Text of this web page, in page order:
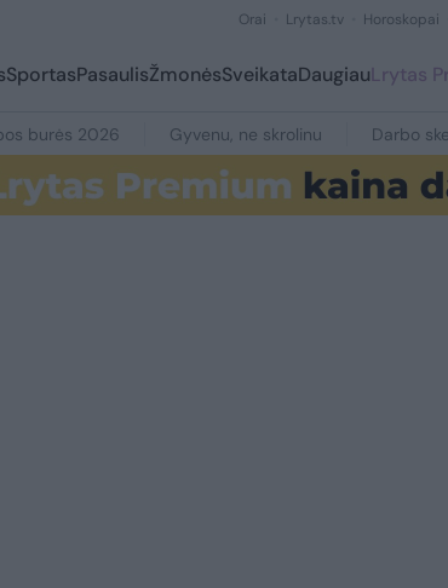
Orai Lrytas.tv Horoskopai
SportasPasaulisŽmonėsSveikataDaugiauLrytas
burės 2026 Gyvenu, ne skrolinu Darbo